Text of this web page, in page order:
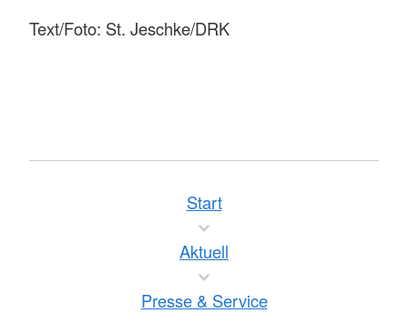
Text/Foto: St. Jeschke/DRK
Start
Aktuell
Presse & Service